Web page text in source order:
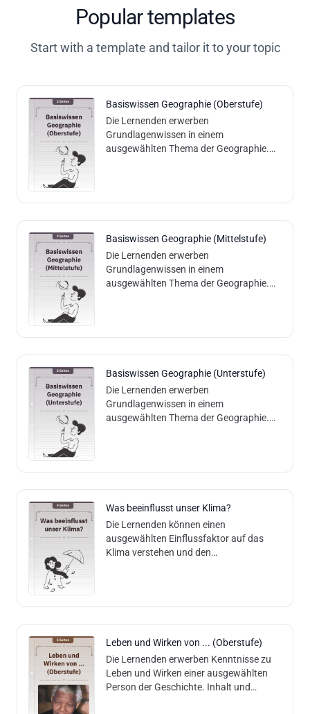
Popular templates
Start with a template and tailor it to your topic
Basiswissen Geographie (Oberstufe)
Die Lernenden erwerben
Grundlagenwissen in einem
ausgewählten Thema der Geographie.
Basiswissen Geographie (Mittelstufe)
Die Lernenden erwerben
Grundlagenwissen in einem
ausgewählten Thema der Geographie.
Basiswissen Geographie (Unterstufe)
Die Lernenden erwerben
Grundlagenwissen in einem
ausgewählten Thema der Geographie.
Was beeinflusst unser Klima?
Die Lernenden können einen
ausgewählten Einflussfaktor auf das
Klima verstehen und den
Leben und Wirken von ... (Oberstufe)
Die Lernenden erwerben Kenntnisse zu
Leben und Wirken einer ausgewählten
Person der Geschichte. Inhalt und